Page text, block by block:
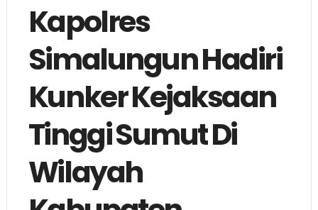
Kapolres
Simalungun Hadiri
Kunker Kejaksaan
Tinggi Sumut Di
Wilayah